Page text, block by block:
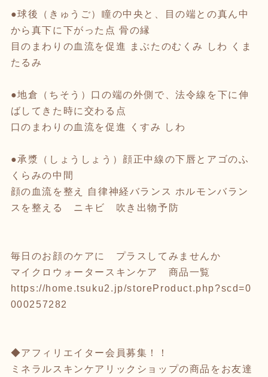
●球後（きゅうご）瞳の中央と、目の端との真ん中
から真下に下がった点 骨の縁
目のまわりの血流を促進 まぶたのむくみ しわ くま
たるみ
●地倉（ちそう）口の端の外側で、法令線を下に伸
ばしてきた時に交わる点
口のまわりの血流を促進 くすみ しわ
●承漿（しょうしょう）顔正中線の下唇とアゴのふ
くらみの中間
顔の血流を整え 自律神経バランス ホルモンバラン
スを整える ニキビ 吹き出物予防
毎日のお顔のケアに プラスしてみませんか
マイクロウォータースキンケア 商品一覧
https://home.tsuku2.jp/storeProduct.php?scd=0
000257282
◆アフィリエイター会員募集！！
ミネラルスキンケアリックショップの商品をお友達